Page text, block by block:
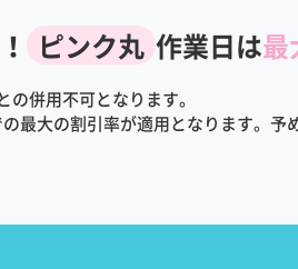
ピンク丸 作業日は最
の併用不可となります。
最大の割引率が適用となります。予